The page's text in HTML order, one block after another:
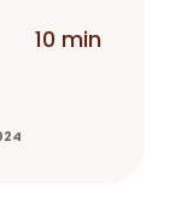
10 min